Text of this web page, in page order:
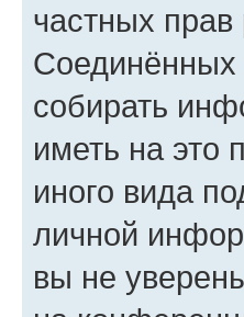
частных прав
Соединённых
собирать
иметь на это
иного вида
личной
вы не